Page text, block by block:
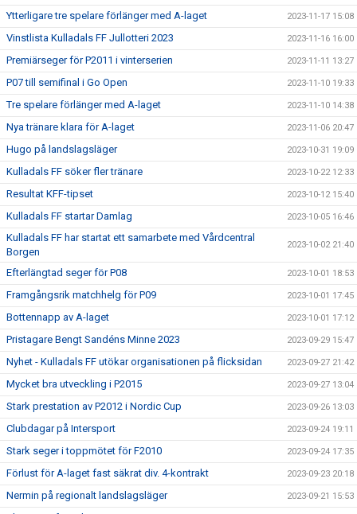
Ytterligare tre spelare förlänger med A-laget 2023-11-17 15:08
Vinstlista Kulladals FF Jullotteri 2023 2023-11-16 16:00
Premiärseger för P2011 i vinterserien 2023-11-11 13:27
P07 till semifinal i Go Open 2023-11-10 19:33
Tre spelare förlänger med A-laget 2023-11-10 14:38
Nya tränare klara för A-laget 2023-11-06 20:47
Hugo på landslagsläger 2023-10-31 19:09
Kulladals FF söker fler tränare 2023-10-22 12:33
Resultat KFF-tipset 2023-10-12 15:40
Kulladals FF startar Damlag 2023-10-05 16:46
Kulladals FF har startat ett samarbete med Vårdcentral
Borgen
2023-10-02 21:40
Efterlängtad seger för P08 2023-10-01 18:53
Framgångsrik matchhelg för P09 2023-10-01 17:45
Bottennapp av A-laget 2023-10-01 17:12
Pristagare Bengt Sandéns Minne 2023 2023-09-29 15:47
Nyhet - Kulladals FF utökar organisationen på flicksidan 2023-09-27 21:42
Mycket bra utveckling i P2015 2023-09-27 13:04
Stark prestation av P2012 i Nordic Cup 2023-09-26 13:03
Clubdagar på Intersport 2023-09-24 19:11
Stark seger i toppmötet för F2010 2023-09-24 17:35
Förlust för A-laget fast säkrat div. 4-kontrakt 2023-09-23 20:18
Nermin på regionalt landslagsläger 2023-09-21 15:53